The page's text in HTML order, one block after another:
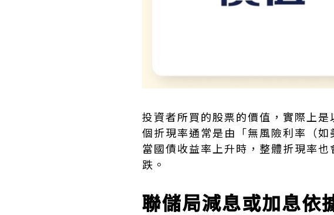
投資者所買的股票的價值，實際上
個折現率通常是由「無風險利率（
當國債收益率上升時，整體折現率
跌。
聯儲局減息或加息依